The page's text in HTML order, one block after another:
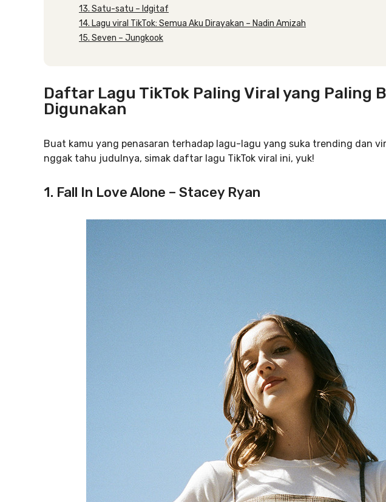
13. Satu-satu – Idgitaf
14. Lagu viral TikTok: Semua Aku Dirayakan – Nadin Amizah
15. Seven – Jungkook
Daftar Lagu TikTok Paling Viral yang Paling
Digunakan
Buat kamu yang penasaran terhadap lagu-lagu yang suka trending dan
nggak tahu judulnya, simak daftar lagu TikTok viral ini, yuk!
1. Fall In Love Alone – Stacey Ryan